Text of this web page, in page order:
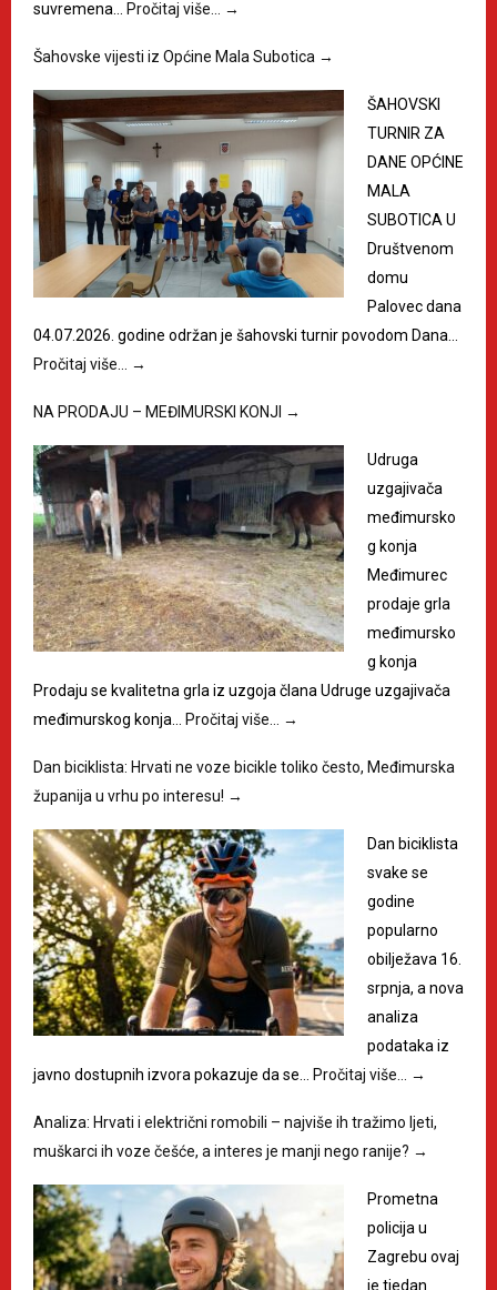
suvremena… Pročitaj više… →
Šahovske vijesti iz Općine Mala Subotica →
ŠAHOVSKI
TURNIR ZA
DANE OPĆINE
MALA
SUBOTICA U
Društvenom
domu
Palovec dana
04.07.2026. godine održan je šahovski turnir povodom Dana…
Pročitaj više… →
NA PRODAJU – MEĐIMURSKI KONJI →
Udruga
uzgajivača
međimursko
g konja
Međimurec
prodaje grla
međimursko
g konja
Prodaju se kvalitetna grla iz uzgoja člana Udruge uzgajivača
međimurskog konja… Pročitaj više… →
Dan biciklista: Hrvati ne voze bicikle toliko često, Međimurska
županija u vrhu po interesu! →
Dan biciklista
svake se
godine
popularno
obilježava 16.
srpnja, a nova
analiza
podataka iz
javno dostupnih izvora pokazuje da se… Pročitaj više… →
Analiza: Hrvati i električni romobili – najviše ih tražimo ljeti,
muškarci ih voze češće, a interes je manji nego ranije? →
Prometna
policija u
Zagrebu ovaj
je tjedan